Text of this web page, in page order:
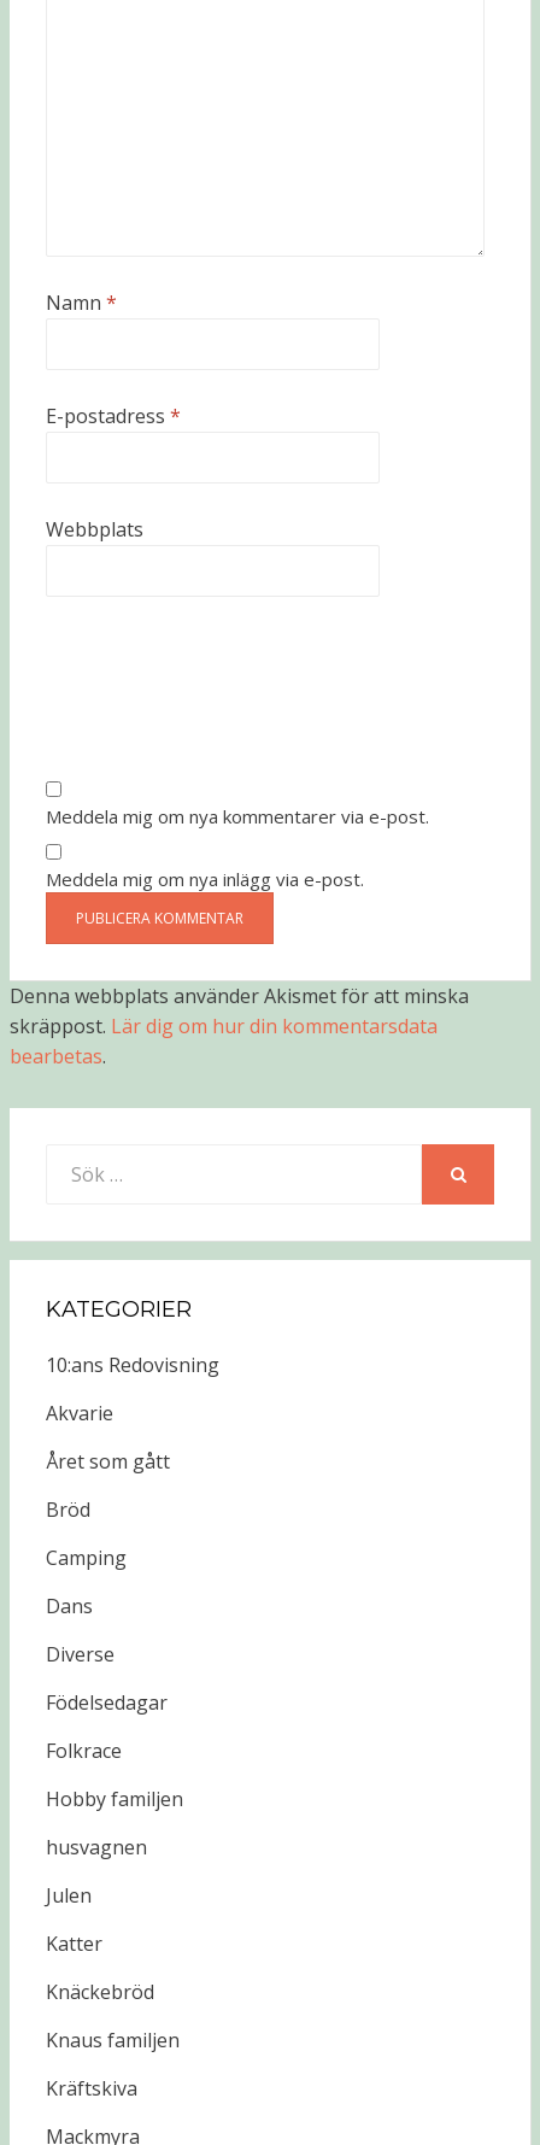
Namn *
E-postadress *
Webbplats
Meddela mig om nya kommentarer via e-post.
Meddela mig om nya inlägg via e-post.
Denna webbplats använder Akismet för att minska
skräppost. Lär dig om hur din kommentarsdata
bearbetas.
efter:
KATEGORIER
10:ans Redovisning
Akvarie
Året som gått
Bröd
Camping
Dans
Diverse
Födelsedagar
Folkrace
Hobby familjen
husvagnen
Julen
Katter
Knäckebröd
Knaus familjen
Kräftskiva
Mackmyra